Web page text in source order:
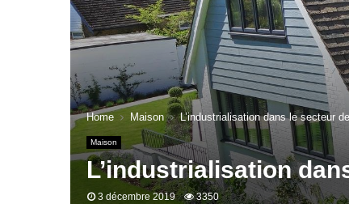
Home Maison L’industrialisation dans le secteur
Maison
L’industrialisation
3 décembre 2019 3350